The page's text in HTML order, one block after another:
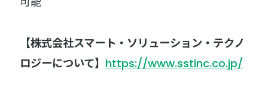
【株式会社スマート・ソリューション・テクノ
ロジーについて】 https://www.sstinc.co.jp/